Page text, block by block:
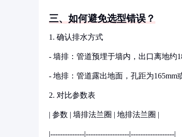
三、如何避免选型错误？
1. 确认排水方式
- 墙排：管道预埋于墙内，出口离地约
- 地排：管道露出地面，孔距为165mm
2. 对比参数表
| 参数 | 墙排法兰圈 | 地排法兰圈 |
|--------------|------------------|------------------|